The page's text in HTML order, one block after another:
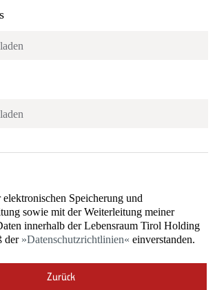
Speicherung und
sowie mit der Weiterleitung meiner
innerhalb der Lebensraum Tirol Holding
der
Datenschutzrichtlinien einverstanden.
Zurück